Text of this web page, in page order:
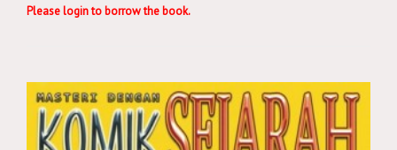
Please login to borrow the book.